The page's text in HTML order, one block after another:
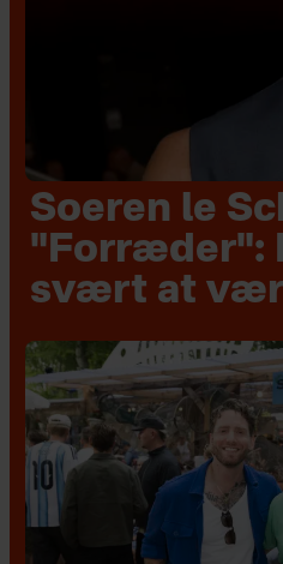
Soeren le
"Forræder":
svært at